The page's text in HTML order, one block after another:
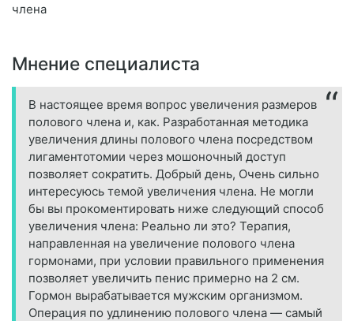
члена
Мнение специалиста
В настоящее время вопрос увеличения размеров
полового члена и, как. Разработанная методика
увеличения длины полового члена посредством
лигаментотомии через мошоночный доступ
позволяет сократить. Добрый день, Очень сильно
интересуюсь темой увеличения члена. Не могли
бы вы прокоментировать ниже следующий способ
увеличения члена: Реально ли это? Терапия,
направленная на увеличение полового члена
гормонами, при условии правильного применения
позволяет увеличить пенис примерно на 2 см.
Гормон вырабатывается мужским организмом.
Операция по удлинению полового члена — самый